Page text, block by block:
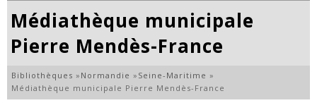
Médiathèque municipale
Pierre Mendès-France
Bibliothèques » Normandie » Seine-Maritime »
Médiathèque municipale Pierre Mendès-France